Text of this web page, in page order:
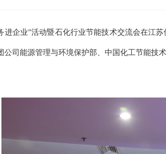
进企业”活动暨石化行业节能技术交流会在
公司能源管理与环境保护部、中国化工节能技